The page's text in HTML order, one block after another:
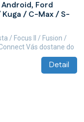
Ford
/ C-Max / S-
Detail
/ Focus II / Fusion /
Vás dostane do